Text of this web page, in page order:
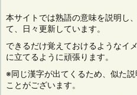
本サイトでは熟語の意味を説明し
て、日々更新しています。
できるだけ覚えておけるようなイ
に立てるように頑張ります。
※同じ漢字が出てくるため、似た
ことがございます。